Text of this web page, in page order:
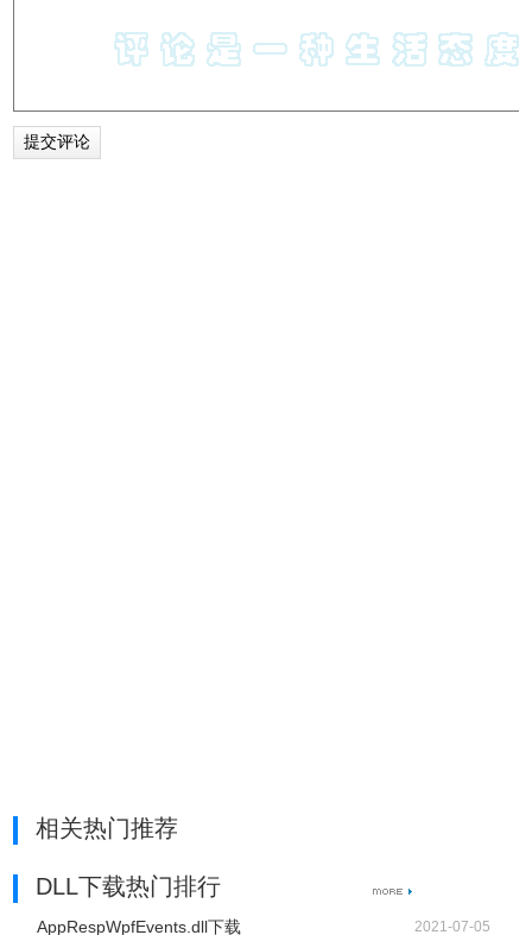
相关热门推荐
DLL下载热门排行
AppRespWpfEvents.dll下载 2021-07-05